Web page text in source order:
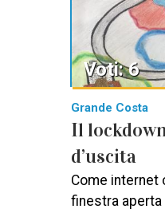
Grande Costa
Il
d’uscita
Come internet
finestra
Voti: 6